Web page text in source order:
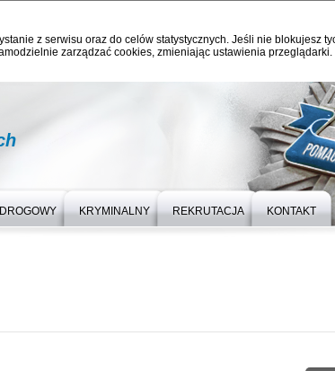
z serwisu oraz do celów statystycznych. Jeśli nie blokujesz
zarządzać cookies, zmieniając ustawienia
KRYMINALNY REKRUTACJA KONTAKT